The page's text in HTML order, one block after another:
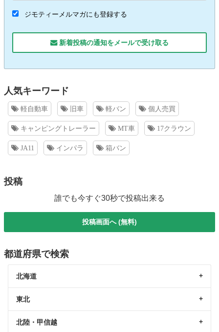
ジモティーメルマガにも登録する
新着投稿の通知をメールで受け取る
人気キーワード
軽自動車 旧車 軽バン 個人売買
キャンピングトレーラー MT車 17クラウン
JA11 インパラ 箱バン
投稿
誰でも今すぐ30秒で投稿出来る
投稿画面へ (無料)
都道府県で検索
北海道
東北
北陸・甲信越